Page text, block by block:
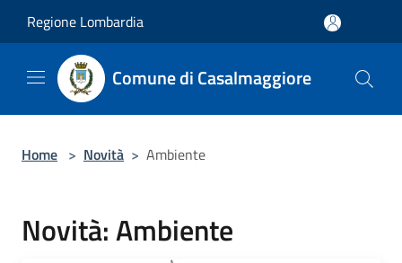
Regione Lombardia
Comune di Casalmaggiore
Home > Novità > Ambiente
Novità: Ambiente